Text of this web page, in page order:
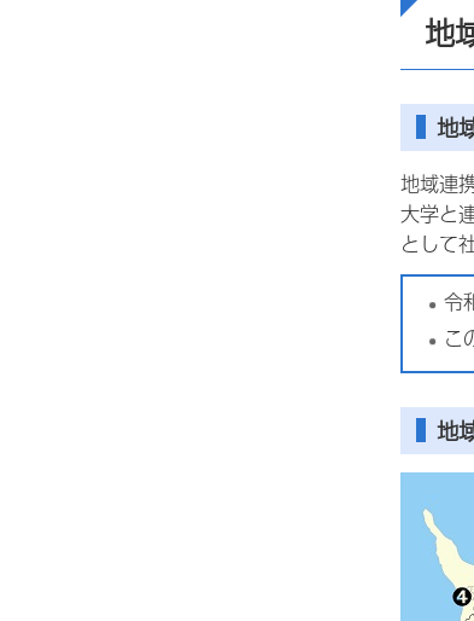
地
地
地域連
大学と
として
令
こ
地